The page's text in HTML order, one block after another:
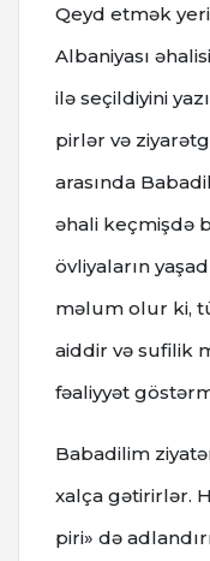
Qeyd etmək
Albaniyası
ilə seçildiyini
pirlər və
arasında
əhali keçmişdə
övliyaların
məlum olur ki,
aiddir və sufilik
fəaliyyət
Babadilim
xalça gətirirlər.
piri» də